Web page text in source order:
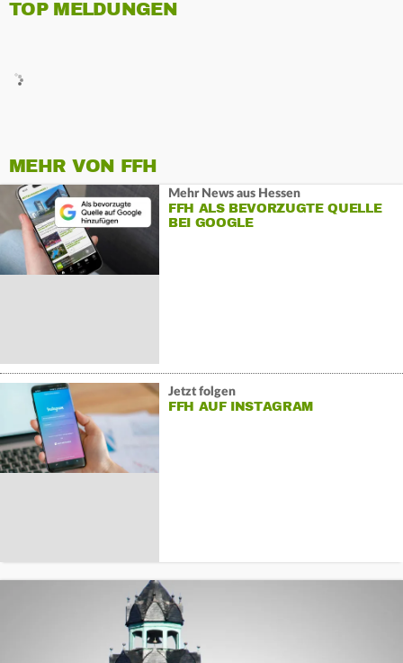
TOP MELDUNGEN
MEHR VON FFH
Mehr News aus Hessen
FFH ALS BEVORZUGTE QUELLE
BEI GOOGLE
Jetzt folgen
FFH AUF INSTAGRAM